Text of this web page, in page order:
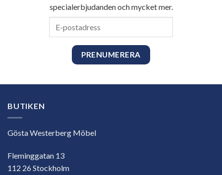
specialerbjudanden och mycket mer.
BUTIKEN
Gösta Westerberg Möbel
Fleminggatan 13
112 26 Stockholm